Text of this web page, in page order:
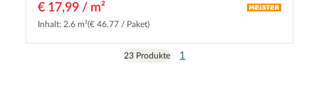
€ 17,99 / m²
Inhalt: 2.6 m²(€ 46,77 / Paket)
23 Produkte 1